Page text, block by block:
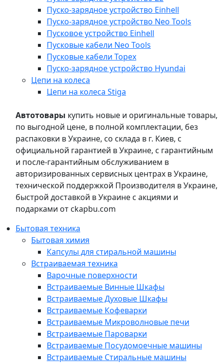
Пуско-зарядное устройство Einhell
Пуско-зарядное устройство Neo Tools
Пусковое устройство Einhell
Пусковые кабели Neo Tools
Пусковые кабели Topex
Пуско-зарядное устройство Hyundai
Цепи на колеса
Цепи на колеса Stiga
Автотовары купить новые и оригинальные товары,
по выгодной цене, в полной комплектации, без
распаковки в Украине, со склада в г. Киев, с
официальной гарантией в Украине, с гарантийным
и после-гарантийным обслуживанием в
авторизированных сервисных центрах в Украине,
технической поддержкой Производителя в Украине,
быстрой доставкой в Украине с акциями и
подарками от ckapbu.com
Бытовая техника
Бытовая химия
Капсулы для стиральной машины
Встраиваемая техника
Варочные поверхности
Встраиваемые Винные Шкафы
Встраиваемые Духовые Шкафы
Встраиваемые Кофеварки
Встраиваемые Микроволновые печи
Встраиваемые Пароварки
Встраиваемые Посудомоечные машины
Встраиваемые Стиральные машины